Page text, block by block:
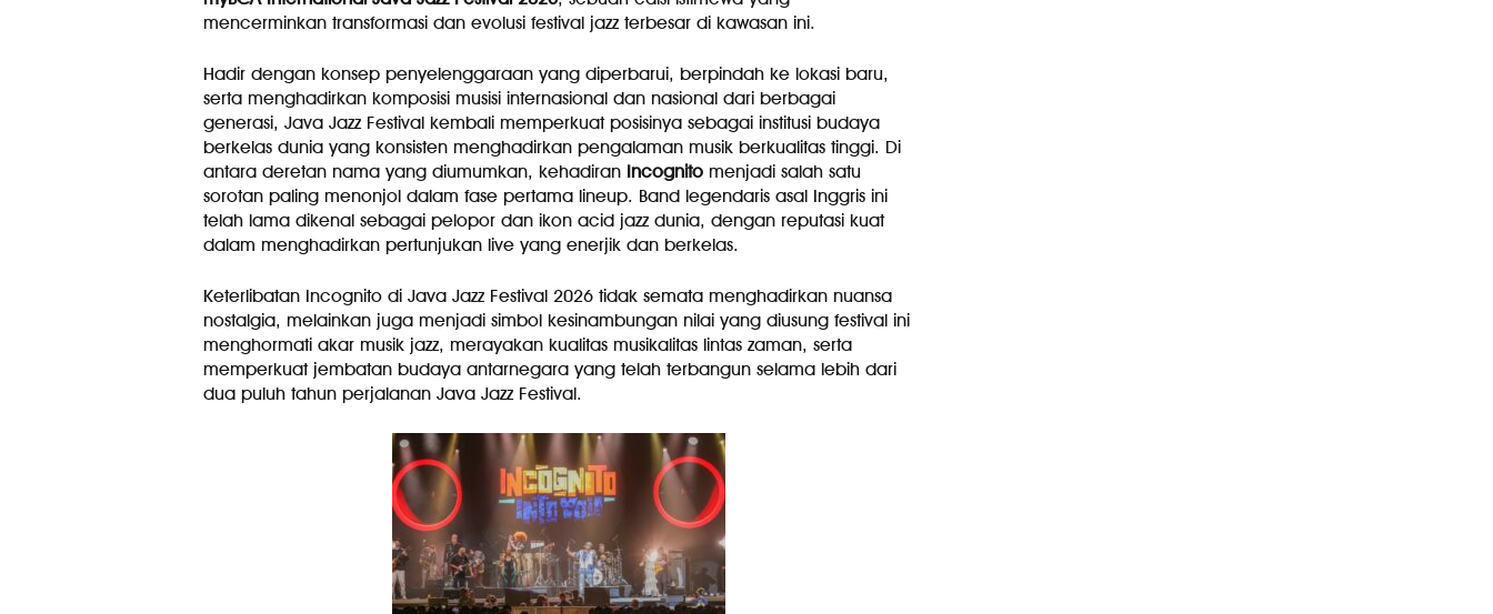
mencerminkan transformasi dan evolusi festival jazz terbesar di kawasan ini.
Hadir dengan konsep penyelenggaraan yang diperbarui, berpindah ke lokasi baru,
serta menghadirkan komposisi musisi internasional dan nasional dari berbagai
generasi, Java Jazz Festival kembali memperkuat posisinya sebagai institusi budaya
berkelas dunia yang konsisten menghadirkan pengalaman musik berkualitas tinggi. Di
antara deretan nama yang diumumkan, kehadiran Incognitomenjadi salah satu
sorotan paling menonjol dalam fase pertama lineup. Band legendaris asal Inggris ini
telah lama dikenal sebagai pelopor dan ikon acid jazz dunia, dengan reputasi kuat
dalam menghadirkan pertunjukan live yang enerjik dan berkelas.
Keterlibatan Incognito di Java Jazz Festival 2026 tidak semata menghadirkan nuansa
nostalgia, melainkan juga menjadi simbol kesinambungan nilai yang diusung festival ini
menghormati akar musik jazz, merayakan kualitas musikalitas lintas zaman, serta
memperkuat jembatan budaya antarnegara yang telah terbangun selama lebih dari
dua puluh tahun perjalanan Java Jazz Festival.